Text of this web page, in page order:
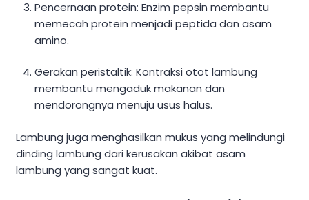
Pencernaan protein: Enzim pepsin membantu
memecah protein menjadi peptida dan asam
amino.
Gerakan peristaltik: Kontraksi otot lambung
membantu mengaduk makanan dan
mendorongnya menuju usus halus.
Lambung juga menghasilkan mukus yang melindungi
dinding lambung dari kerusakan akibat asam
lambung yang sangat kuat.